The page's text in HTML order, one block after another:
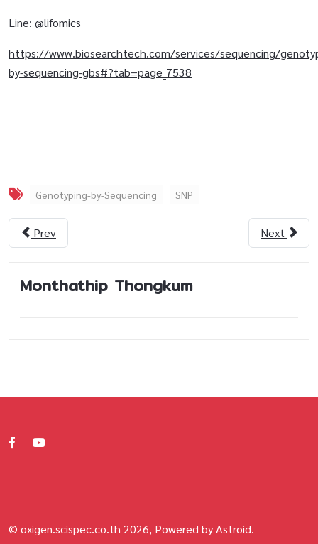
Line: @lifomics
https://www.biosearchtech.com/services/sequencing/
by-sequencing-gbs#?tab=page_7538
Genotyping-by-Sequencing SNP
Prev Next
Monthathip Thongkum
© oxigen.scispec.co.th 2026, Powered by Astroid.